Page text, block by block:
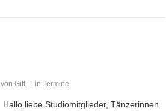
von Gitti in Termine
Hallo liebe Studiomitglieder, Tänzerinnen